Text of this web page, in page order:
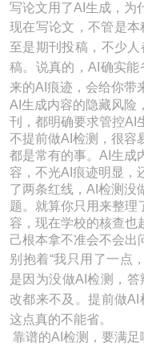
写论文用了AI生成，为
现在写论文，不管是
至是期刊投稿，不少
稿。说真的，AI确实
来的AI痕迹，会给你带
AI生成内容的隐藏风险
刊，都明确要求管控AI
不提前做AI检测，很容
都是常有的事。AI生成
容，不光AI痕迹明显，
了两条红线，AI检测没
题。就算你只用来整理
容，现在学校的核查也
己根本拿不准会不会出
别抱着“我只用了一点
是因为没做AI检测，
改都来不及。提前做AI
这点真的不能省。
靠谱的AI检测，要满足